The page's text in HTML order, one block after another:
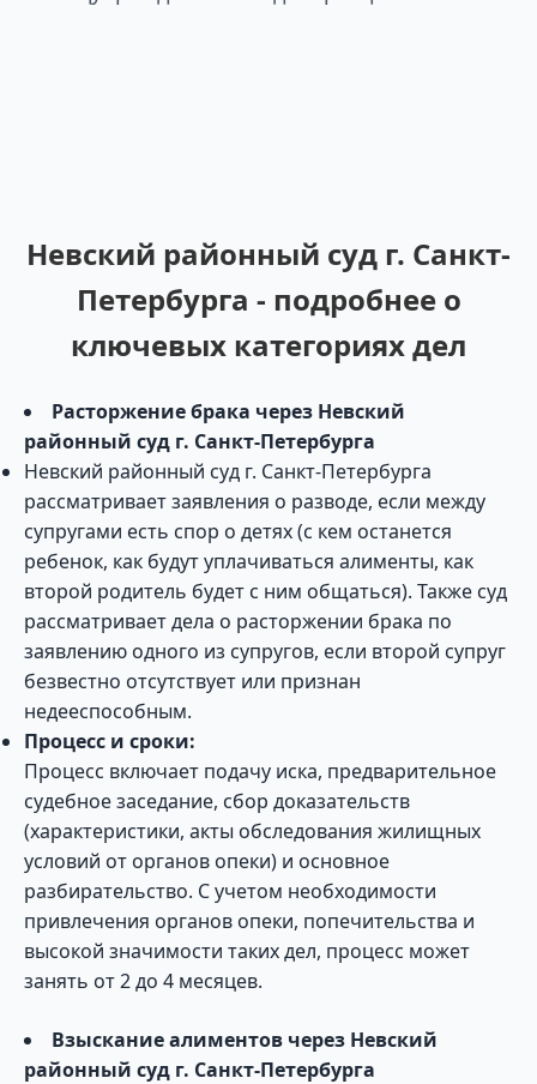
Невский районный суд г. Санкт-
Петербурга - подробнее о
ключевых категориях дел
Расторжение брака через Невский
районный суд г. Санкт-Петербурга
Невский районный суд г. Санкт-Петербурга
рассматривает заявления о разводе, если между
супругами есть спор о детях (с кем останется
ребенок, как будут уплачиваться алименты, как
второй родитель будет с ним общаться). Также суд
рассматривает дела о расторжении брака по
заявлению одного из супругов, если второй супруг
безвестно отсутствует или признан
недееспособным.
Процесс и сроки:
Процесс включает подачу иска, предварительное
судебное заседание, сбор доказательств
(характеристики, акты обследования жилищных
условий от органов опеки) и основное
разбирательство. С учетом необходимости
привлечения органов опеки, попечительства и
высокой значимости таких дел, процесс может
занять от 2 до 4 месяцев.
Взыскание алиментов через Невский
районный суд г. Санкт-Петербурга